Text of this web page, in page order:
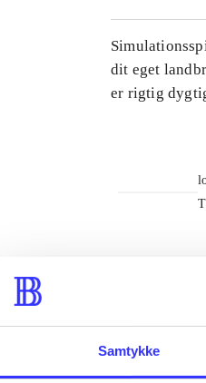
Samtykke
dit eget
er rigtig